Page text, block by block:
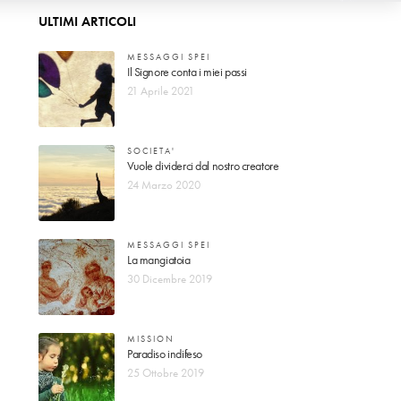
ULTIMI ARTICOLI
MESSAGGI SPEI
Il Signore conta i miei passi
21 Aprile 2021
SOCIETA'
Vuole dividerci dal nostro creatore
24 Marzo 2020
MESSAGGI SPEI
La mangiatoia
30 Dicembre 2019
MISSION
Paradiso indifeso
25 Ottobre 2019